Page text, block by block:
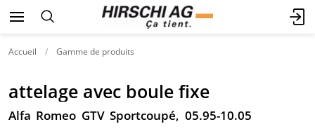
Accueil Gamme de produits
attelage avec boule fixe
Alfa Romeo GTV Sportcoupé, 05.95-10.05